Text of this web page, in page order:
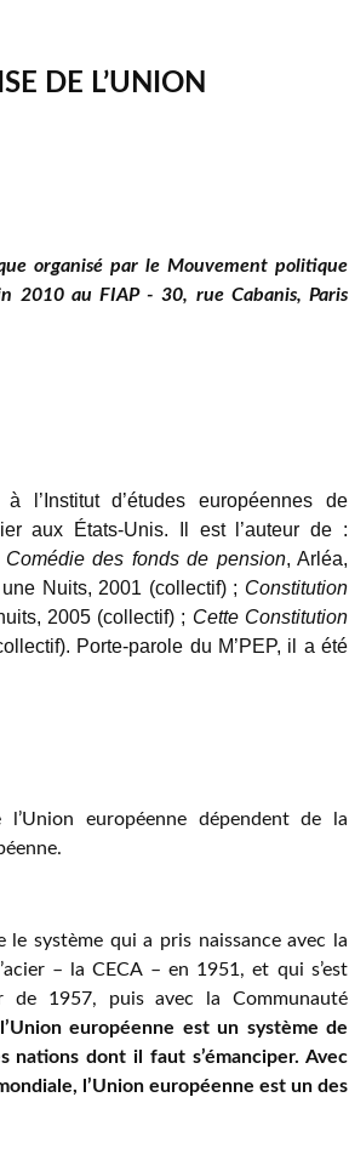
DE L’UNION
organisé par le Mouvement politique
2010 au FIAP - 30, rue Cabanis, Paris
l’Institut d’études européennes de
aux États-Unis. Il est l’auteur de :
Comédie des fonds de pension, Arléa,
Nuits, 2001 (collectif) ; Constitution
2005 (collectif) ; Cette Constitution
Porte-parole du M’PEP, il a été
européenne dépendent de la
le système qui a pris naissance avec la
– la CECA – en 1951, et qui s’est
1957, puis avec la Communauté
l’Union européenne est un système de
nations dont il faut s’émanciper. Avec
l’Union européenne est un des